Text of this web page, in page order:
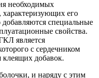
необходимых
характеризующих его
добавляются специальные
свойства.
является
с сердечником
клеящих добавок.
и наряду с этим